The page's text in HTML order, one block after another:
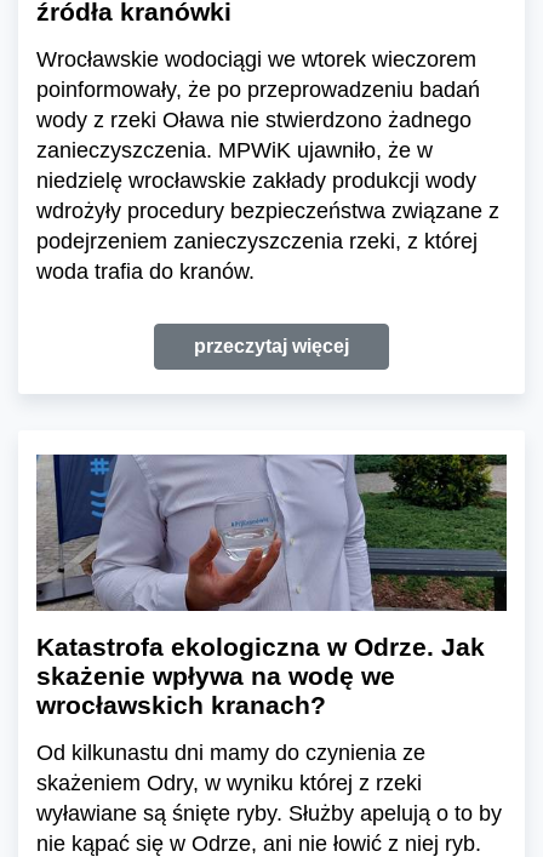
źródła kranówki
Wrocławskie wodociągi we wtorek wieczorem
poinformowały, że po przeprowadzeniu badań
wody z rzeki Oława nie stwierdzono żadnego
zanieczyszczenia. MPWiK ujawniło, że w
niedzielę wrocławskie zakłady produkcji wody
wdrożyły procedury bezpieczeństwa związane z
podejrzeniem zanieczyszczenia rzeki, z której
woda trafia do kranów.
przeczytaj więcej
Katastrofa ekologiczna w Odrze. Jak
skażenie wpływa na wodę we
wrocławskich kranach?
Od kilkunastu dni mamy do czynienia ze
skażeniem Odry, w wyniku której z rzeki
wyławiane są śnięte ryby. Służby apelują o to by
nie kąpać się w Odrze, ani nie łowić z niej ryb.